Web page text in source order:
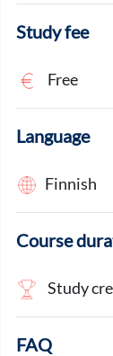
Study fee
Free
Language
Finnish
Course
Study
FAQ
2.